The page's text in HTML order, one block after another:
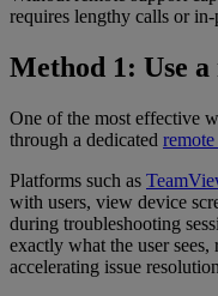
requires lengthy calls or in-
Method 1: Use
One of the most effective
through a dedicated
Platforms such as
with users, view device
during troubleshooting
exactly what the user
accelerating issue